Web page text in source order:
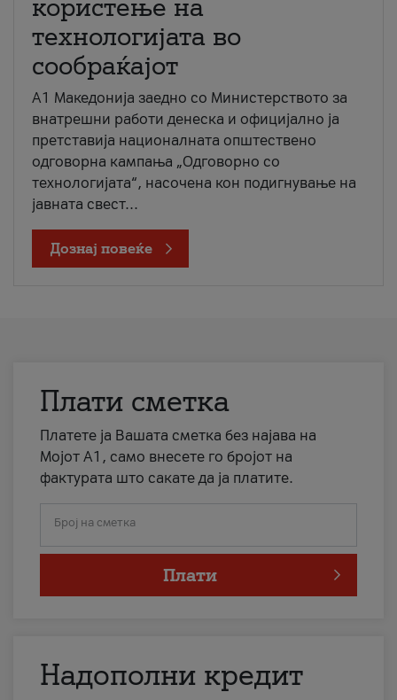
користење на
технологијата во
сообраќајот
A1 Македонија заедно со Министерството за
внатрешни работи денеска и официјално ја
претставија националната општествено
одговорна кампања „Одговорно со
технологијата“, насочена кон подигнување на
јавната свест...
Дознај повеќе
Плати сметка
Платете ја Вашата сметка без најава на
Мојот А1, само внесете го бројот на
фактурата што сакате да ја платите.
Број на сметка
Плати
Надополни кредит